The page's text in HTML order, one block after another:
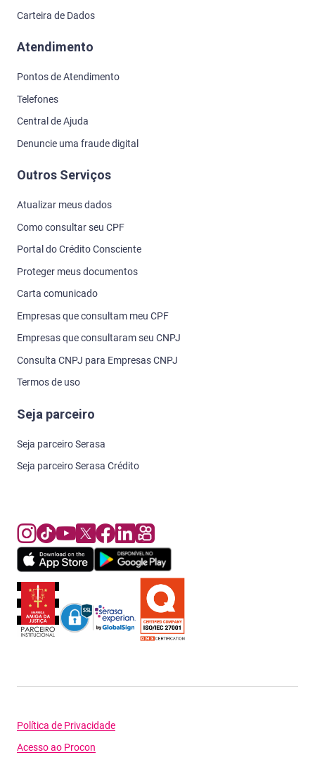
Carteira de Dados
Atendimento
Pontos de Atendimento
Telefones
Central de Ajuda
Denuncie uma fraude digital
Outros Serviços
Atualizar meus dados
Como consultar seu CPF
Portal do Crédito Consciente
Proteger meus documentos
Carta comunicado
Empresas que consultam meu CPF
Empresas que consultaram seu CNPJ
Consulta CNPJ para Empresas CNPJ
Termos de uso
Seja parceiro
Seja parceiro Serasa
Seja parceiro Serasa Crédito
Política de Privacidade
Acesso ao Procon